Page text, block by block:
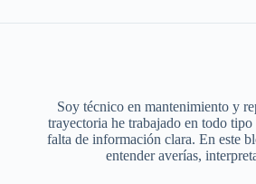
Soy técnico en mantenimiento y
trayectoria he trabajado en todo
falta de información clara. En este
entender averías,